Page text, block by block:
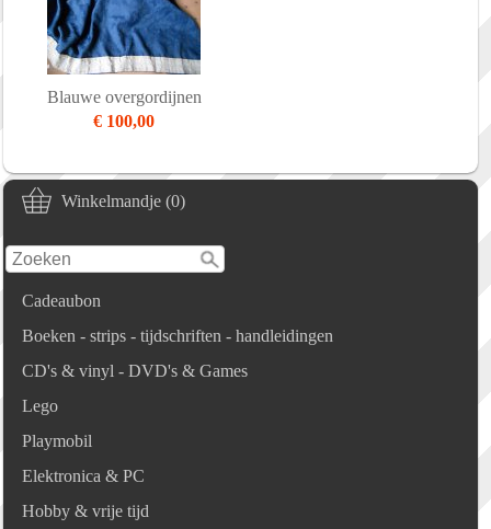
Winkelmandje (0)
Cadeaubon
Boeken - strips - tijdschriften - handleidingen
CD's & vinyl - DVD's & Games
Lego
Playmobil
Elektronica & PC
Hobby & vrije tijd
Blauwe overgordijnen
€ 100,00